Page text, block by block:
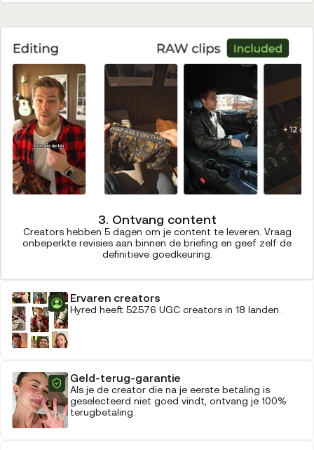
3. Ontvang content
Creators hebben 5 dagen om je content te leveren. Vraag
onbeperkte revisies aan binnen de briefing en geef zelf de
definitieve goedkeuring.
Ervaren creators
Hyred heeft 52.576 UGC creators in 18 landen.
Geld-terug-garantie
Als je de creator die na je eerste betaling is
geselecteerd niet goed vindt, ontvang je 100%
terugbetaling.